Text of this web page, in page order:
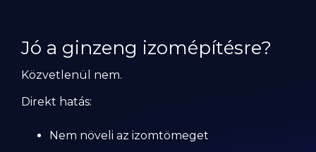
Jó a ginzeng izomépítésre?
Közvetlenül nem.
Direkt hatás:
Nem növeli az izomtömeget